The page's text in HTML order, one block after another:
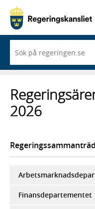
du
börjar
skriva
framträder
en
lista
2026
Finansdepartementet